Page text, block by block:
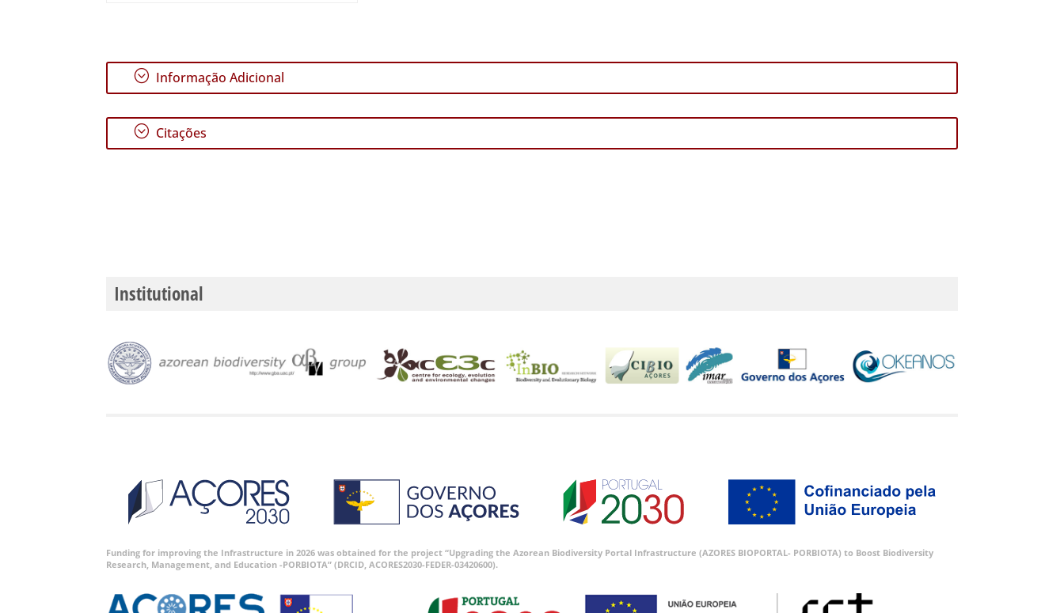
; Informação Adicional
; Citações
Institutional
Funding for improving the Infrastructure in 2026 was obtained for the project “Upgrading the Azorean Biodiversity Portal Infrastructure (AZORES BIOPORTAL- PORBIOTA) to Boost Biodiversity
Research, Management, and Education -PORBIOTA” (DRCID, ACORES2030-FEDER-03420600).